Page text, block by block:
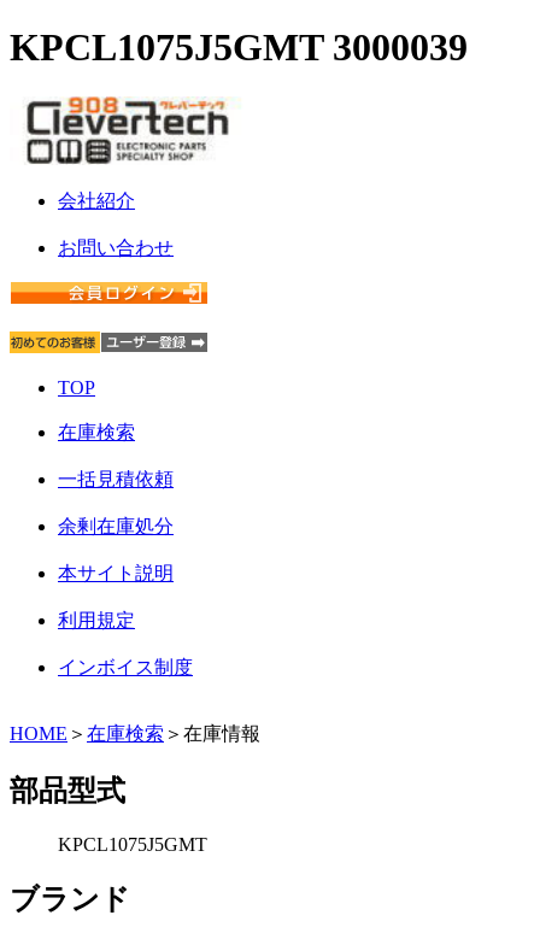
KPCL1075J5GMT 3000039
会社紹介
お問い合わせ
TOP
在庫検索
一括見積依頼
余剰在庫処分
本サイト説明
利用規定
インボイス制度
HOME ＞ 在庫検索 ＞在庫情報
部品型式
KPCL1075J5GMT
ブランド